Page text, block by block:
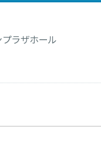
ラザホール